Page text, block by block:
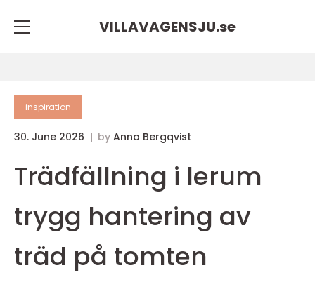
VILLAVAGENSJU.se
inspiration
30. June 2026 by Anna Bergqvist
Trädfällning i lerum
trygg hantering av
träd på tomten